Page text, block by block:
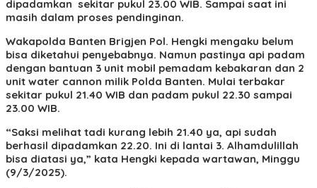
dipadamkan sekitar pukul 23.00 WIB. Sampai saat ini
masih dalam proses pendinginan.
Wakapolda Banten Brigjen Pol. Hengki mengaku belum
bisa diketahui penyebabnya. Namun pastinya api padam
dengan bantuan 3 unit mobil pemadam kebakaran dan 2
unit water cannon milik Polda Banten. Mulai terbakar
sekitar pukul 21.40 WIB dan padam pukul 22.30 sampai
23.00 WIB.
“Saksi melihat tadi kurang lebih 21.40 ya, api sudah
berhasil dipadamkan 22.20. Ini di lantai 3. Alhamdulillah
bisa diatasi ya,” kata Hengki kepada wartawan, Minggu
(9/3/2025).